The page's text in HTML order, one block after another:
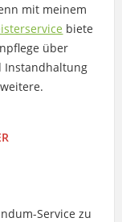
mit meinem
biete
über
Instandhaltung
Service zu